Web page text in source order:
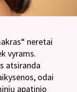
neretai
vyrams.
atsiranda
odai
apatinio